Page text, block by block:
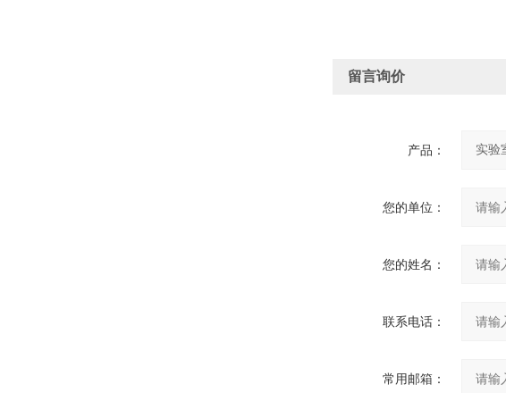
留言询价
产品：
您的单位：
您的姓名：
联系电话：
常用邮箱：